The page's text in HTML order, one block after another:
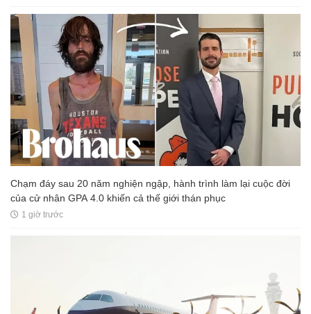
Chạm đáy sau 20 năm nghiện ngập, hành trình làm lại cuộc đời
của cử nhân GPA 4.0 khiến cả thế giới thán phục
1 giờ trước